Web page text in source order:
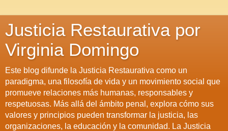
Justicia Restaurativa por
Virginia Domingo
Este blog difunde la Justicia Restaurativa como un
paradigma, una filosofía de vida y un movimiento social que
promueve relaciones más humanas, responsables y
respetuosas. Más allá del ámbito penal, explora cómo sus
valores y principios pueden transformar la justicia, las
organizaciones, la educación y la comunidad. La Justicia